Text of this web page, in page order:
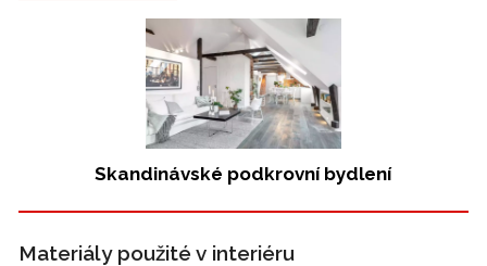
Skandinávské podkrovní bydlení
Materiály použité v interiéru